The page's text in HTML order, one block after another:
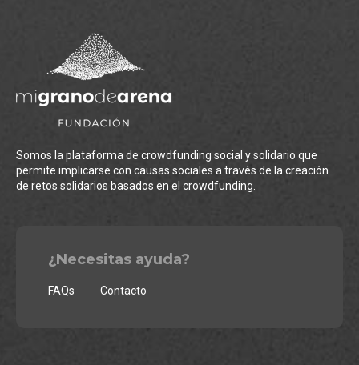
Somos la plataforma de crowdfunding social y solidario que
permite implicarse con causas sociales a través de la creación
de retos solidarios basados en el crowdfunding.
¿Necesitas ayuda?
FAQs Contacto